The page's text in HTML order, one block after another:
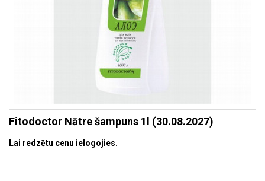
Fitodoctor Nātre šampuns 1l (30.08.2027)
Lai redzētu cenu ielogojies.